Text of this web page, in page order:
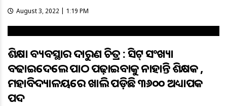
August 3, 2022 | 1:19 PM
ଶିକ୍ଷା ବ୍ୟବସ୍ଥାର ଦାରୁଣ ଚିତ୍ର : ସିଟ୍ ସଂଖ୍ୟା
ବଢାଇଦେଲେ ପାଠ ପଢ଼ାଇବାକୁ ନାହାନ୍ତି ଶିକ୍ଷକ ,
ମହାବିଦ୍ୟାଳୟରେ ଖାଲି ପଡ଼ିଛି ୩୬୦୦ ଅଧ୍ୟାପକ
ପଦ